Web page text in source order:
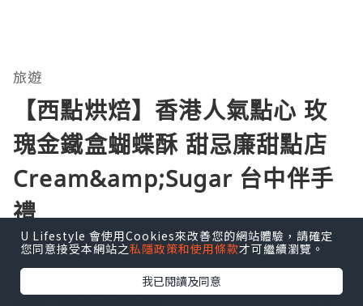
旅遊
【西點烘焙】香港人氣點心 玫
瑰金鐵盒蝴蝶酥 甜忌廉甜點店
Cream&amp;Sugar 台中伴手
禮
瀏覽次數:200136
台灣美食上好呷
U Lifestyle 會使用Cookies來改善您的網站體驗，請確定
您同意接受本網站之私隱政策和使用條款才可繼續瀏覽。
我已閱讀及同意